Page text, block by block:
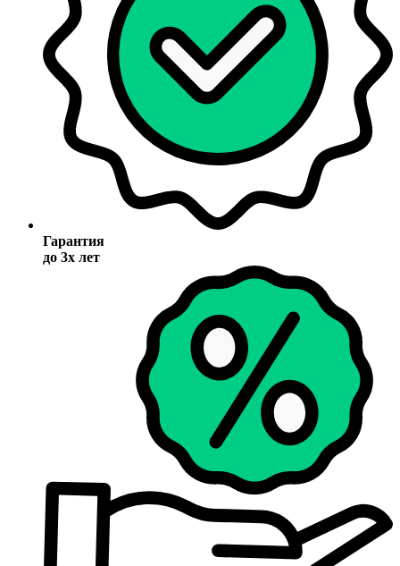
Гарантия
до 3х лет